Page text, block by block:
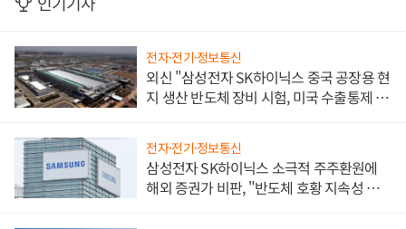
전자·전기·정보통신
외신 "삼성전자 SK하이닉스 중국 공장용 현
지 생산 반도체 장비 시험, 미국 수출통제 대
전자·전기·정보통신
삼성전자 SK하이닉스 소극적 주주환원에
해외 증권가 비판, "반도체 호황 지속성 의